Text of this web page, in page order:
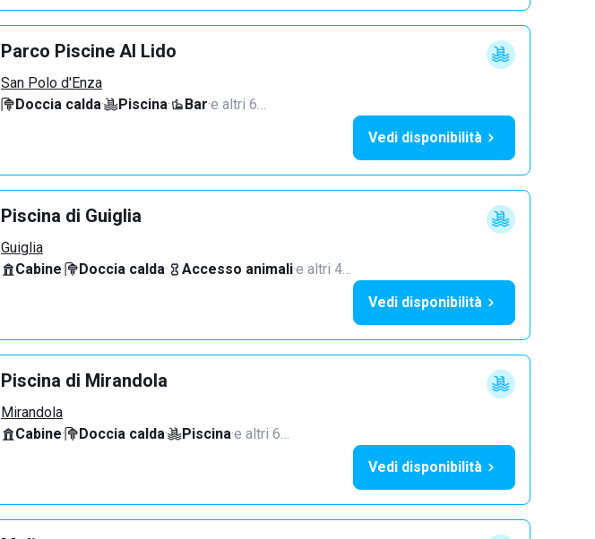
Parco Piscine Al Lido
San Polo d'Enza
Doccia calda· Piscina· Bar·e altri 6…
Vedi disponibilità
Piscina di Guiglia
Guiglia
Cabine· Doccia calda· Accesso animali·e altri 4…
Vedi disponibilità
Piscina di Mirandola
Mirandola
Cabine· Doccia calda· Piscina·e altri 6…
Vedi disponibilità